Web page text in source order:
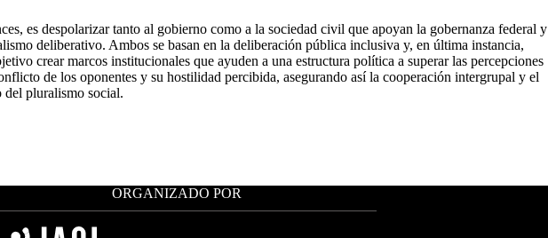
es despolarizar tanto al gobierno como a la sociedad civil que apoyan la gobernanza federal y
deliberativo. Ambos se basan en la deliberación pública inclusiva y, en última instancia,
crear marcos institucionales que ayuden a una estructura política a superar las percepciones
de los oponentes y su hostilidad percibida, asegurando así la cooperación intergrupal y el
del pluralismo social.
ORGANIZADO POR